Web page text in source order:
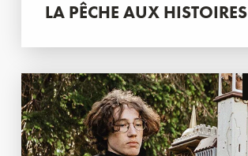
LA PÊCHE AUX HISTOIRES